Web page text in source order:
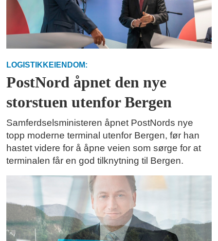
LOGISTIKKEIENDOM:
PostNord åpnet den nye
storstuen utenfor Bergen
Samferdselsministeren åpnet PostNords nye
topp moderne terminal utenfor Bergen, før han
hastet videre for å åpne veien som sørge for at
terminalen får en god tilknytning til Bergen.